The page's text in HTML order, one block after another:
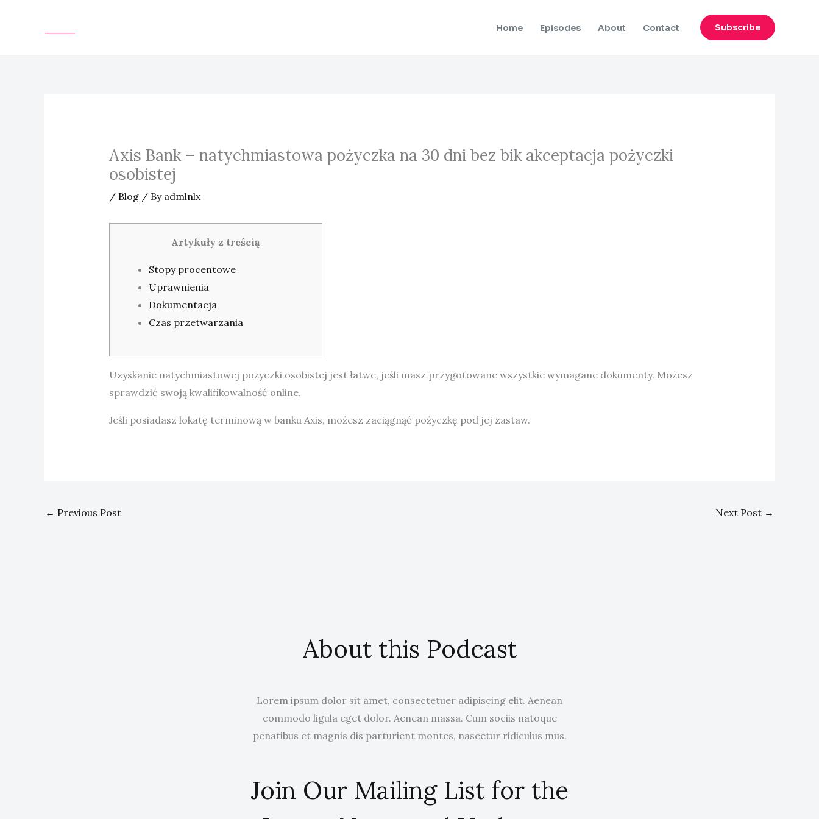
Home Episodes About Contact Subscribe
Axis Bank – natychmiastowa pożyczka na 30 dni bez bik akceptacja pożyczki
osobistej
/ Blog/ By admlnlx
Artykuły z treścią
Stopy procentowe
Uprawnienia
Dokumentacja
Czas przetwarzania
Uzyskanie natychmiastowej pożyczki osobistej jest łatwe, jeśli masz przygotowane wszystkie wymagane dokumenty. Możesz
sprawdzić swoją kwalifikowalność online.
Jeśli posiadasz lokatę terminową w banku Axis, możesz zaciągnąć pożyczkę pod jej zastaw.
← Previous Post Next Post →
About this Podcast
Lorem ipsum dolor sit amet, consectetuer adipiscing elit. Aenean
commodo ligula eget dolor. Aenean massa. Cum sociis natoque
penatibus et magnis dis parturient montes, nascetur ridiculus mus.
Join Our Mailing List for the